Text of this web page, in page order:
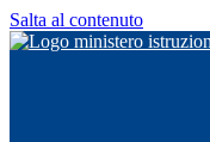
Salta al contenuto